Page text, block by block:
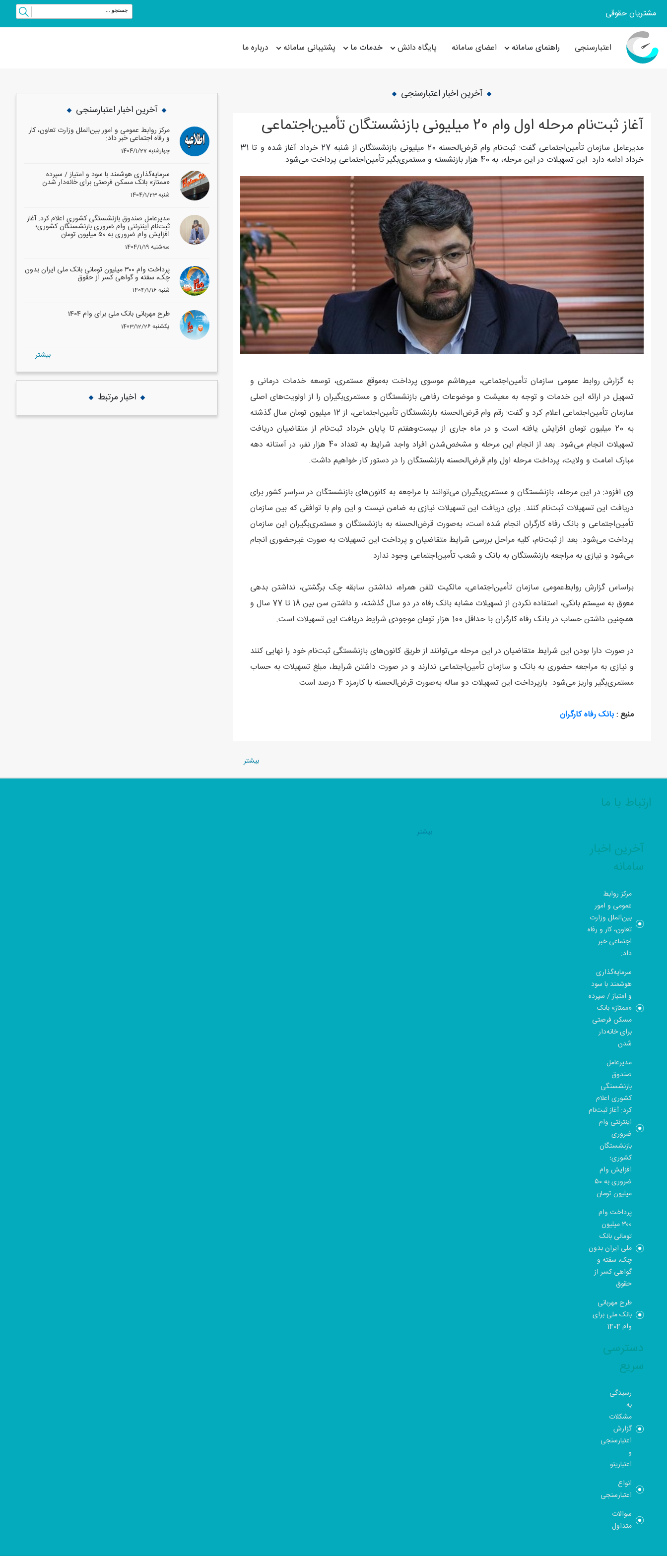
مشتریان حقوقی
اعتبارسنجی راهنمای سامانه اعضای سامانه پایگاه دانش خدمات ما پشتیبانی سامانه درباره ما
آخرین اخبار اعتبارسنجی
آغاز ثبت‌نام مرحله اول وام 20 میلیونی بازنشستگان تأمین‌اجتماعی
مدیرعامل سازمان تأمین‌اجتماعی گفت: ثبت‌نام وام قرض‌الحسنه 20 میلیونی بازنشستگان از شنبه 27 خرداد آغاز شده و تا 31
خرداد ادامه دارد. این تسهیلات در این مرحله، به 40 هزار بازنشسته و مستمری‌بگیر تأمین‌اجتماعی پرداخت می‌شود.
به گزارش روابط عمومی سازمان تأمین‌اجتماعی، میرهاشم موسوی پرداخت به‌موقع مستمری، توسعه خدمات درمانی و
تسهیل در ارائه این خدمات و توجه به معیشت و موضوعات رفاهی بازنشستگان و مستمری‌بگیران را از اولویت‌های اصلی
سازمان تأمین‌اجتماعی اعلام کرد و گفت: رقم وام قرض‌الحسنه بازنشستگان تأمین‌اجتماعی، از 12 میلیون تومان سال گذشته
به 20 میلیون تومان افزایش یافته است و در ماه جاری از بیست‌وهفتم تا پایان خرداد ثبت‌نام از متقاضیان دریافت
تسهیلات انجام می‌شود. بعد از انجام این مرحله و مشخص‌شدن افراد واجد شرایط به تعداد 40 هزار نفر، در آستانه دهه
مبارک امامت و ولایت، پرداخت مرحله اول وام قرض‌الحسنه بازنشستگان را در دستور کار خواهیم داشت.
وی افزود: در این مرحله، بازنشستگان و مستمری‌بگیران می‌توانند با مراجعه به کانون‌های بازنشستگان در سراسر کشور برای
دریافت این تسهیلات ثبت‌نام کنند. برای دریافت این تسهیلات نیازی به ضامن نیست و این وام با توافقی که بین سازمان
تأمین‌اجتماعی و بانک رفاه کارگران انجام شده است، به‌صورت قرض‌الحسنه به بازنشستگان و مستمری‌بگیران این سازمان
پرداخت می‌شود. بعد از ثبت‌نام، کلیه مراحل بررسی شرایط متقاضیان و پرداخت این تسهیلات به صورت غیرحضوری انجام
می‌شود و نیازی به مراجعه بازنشستگان به بانک و شعب تأمین‌اجتماعی وجود ندارد.
براساس گزارش روابط‌عمومی سازمان تأمین‌اجتماعی، مالکیت تلفن همراه، نداشتن سابقه چک برگشتی، نداشتن بدهی
معوق به سیستم بانکی، استفاده نکردن از تسهیلات مشابه بانک رفاه در دو سال گذشته، و داشتن سن بین 18 تا 77 سال و
همچنین داشتن حساب در بانک رفاه کارگران با حداقل 100 هزار تومان موجودی شرایط دریافت این تسهیلات است.
در صورت دارا بودن این شرایط متقاضیان در این مرحله می‌توانند از طریق کانون‌های بازنشستگی ثبت‌نام خود را نهایی کنند
و نیازی به مراجعه حضوری به بانک و سازمان تأمین‌اجتماعی ندارند و در صورت داشتن شرایط، مبلغ تسهیلات به حساب
مستمری‌بگیر واریز می‌شود. بازپرداخت این تسهیلات دو ساله به‌صورت قرض‌الحسنه با کارمزد 4 درصد است.
منبع :بانک رفاه کارگران
بيشتر
Next
آخرین اخبار اعتبارسنجی
مرکز روابط عمومی و امور بین‌الملل وزارت تعاون، کار
و رفاه اجتماعی خبر داد:
1404/1/27 چهارشنبه
سرمایه‌گذاری هوشمند با سود و امتیاز / سپرده
«ممتاز» بانک مسکن فرصتی برای خانه‌دار شدن
1404/1/23 شنبه
مدیرعامل صندوق بازنشستگی کشوری اعلام کرد: آغاز
ثبت‌نام اینترنتی وام ضروری بازنشستگان کشوری؛
افزایش وام ضروری به ۵۰ میلیون تومان
1404/1/19 سه‌شنبه
پرداخت وام ۳۰۰ میلیون تومانی بانک ملی ایران بدون
چک، سفته و گواهی کسر از حقوق
1404/1/16 شنبه
طرح مهربانی بانک ملی برای وام 1404
1403/12/26 یکشنبه
بيشتر
اخبار مرتبط
ارتباط با ما
بيشتر
آخرین اخبار
سامانه
مرکز روابط
عمومی و امور
بین‌الملل وزارت
تعاون، کار و رفاه
اجتماعی خبر
داد:
سرمایه‌گذاری
هوشمند با سود
و امتیاز / سپرده
«ممتاز» بانک
مسکن فرصتی
برای خانه‌دار
شدن
مدیرعامل
صندوق
بازنشستگی
کشوری اعلام
کرد: آغاز ثبت‌نام
اینترنتی وام
ضروری
بازنشستگان
کشوری؛
افزایش وام
ضروری به ۵۰
میلیون تومان
پرداخت وام
۳۰۰ میلیون
تومانی بانک
ملی ایران بدون
چک، سفته و
گواهی کسر از
حقوق
طرح مهربانی
بانک ملی برای
وام 1404
دسترسی
سریع
رسیدگی
به
مشکلات
گزارش
اعتبارسنجی
و
اعتباریتو
انواع
اعتبارسنجی
سوالات
متداول